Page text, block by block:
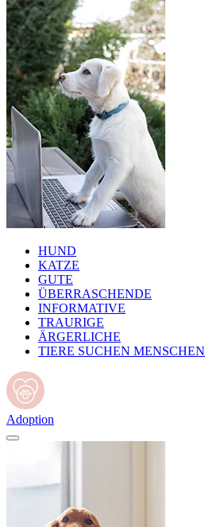
HUND
KATZE
GUTE
ÜBERRASCHENDE
INFORMATIVE
TRAURIGE
ÄRGERLICHE
TIERE SUCHEN MENSCHEN
Adoption